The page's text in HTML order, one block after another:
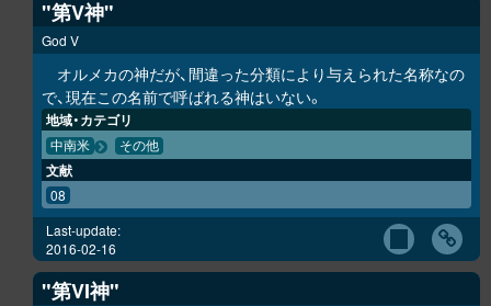
"第V神"
God V
オルメカの神だが、間違った分類により与えられた名称なの
で、現在この名前で呼ばれる神はいない。
地域・カテゴリ
中南米 その他
文献
08
Last-update:
2016-02-16
"第VI神"